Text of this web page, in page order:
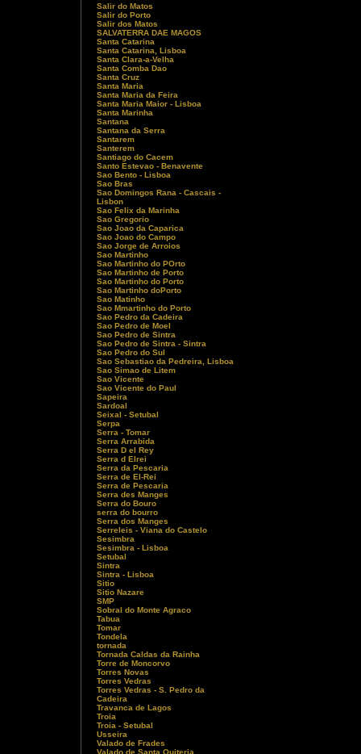
Salir do Matos
Salir do Porto
Salir dos Matos
SALVATERRA DAE MAGOS
Santa Catarina
Santa Catarina, Lisboa
Santa Clara-a-Velha
Santa Comba Dao
Santa Cruz
Santa Maria
Santa Maria da Feira
Santa Maria Maior - Lisboa
Santa Marinha
Santana
Santana da Serra
Santarem
Santerem
Santiago do Cacem
Santo Estevao - Benavente
Sao Bento - Lisboa
Sao Bras
Sao Domingos Rana - Cascais -
Lisbon
Sao Felix da Marinha
Sao Gregorio
Sao Joao da Caparica
Sao Joao do Campo
Sao Jorge de Arroios
Sao Martinho
Sao Martinho do POrto
Sao Martinho de Porto
Sao Martinho do Porto
Sao Martinho doPorto
Sao Matinho
Sao Mmartinho do Porto
Sao Pedro da Cadeira
Sao Pedro de Moel
Sao Pedro de Sintra
Sao Pedro de Sintra - Sintra
Sao Pedro do Sul
Sao Sebastiao da Pedreira, Lisboa
Sao Simao de Litem
Sao Vicente
Sao Vicente do Paul
Sapeira
Sardoal
Seixal - Setubal
Serpa
Serra - Tomar
Serra Arrabida
Serra D el Rey
Serra d Elrei
Serra da Pescaria
Serra de El-Rei
Serra de Pescaria
Serra des Manges
Serra do Bouro
serra do bourro
Serra dos Manges
Serreleis - Viana do Castelo
Sesimbra
Sesimbra - Lisboa
Setubal
Sintra
Sintra - Lisboa
Sitio
Sitio Nazare
SMP
Sobral do Monte Agraco
Tabua
Tomar
Tondela
tornada
Tornada Caldas da Rainha
Torre de Moncorvo
Torres Novas
Torres Vedras
Torres Vedras - S. Pedro da
Cadeira
Travanca de Lagos
Troia
Troia - Setubal
Usseira
Valado de Frades
Valado de Santa Quiteria